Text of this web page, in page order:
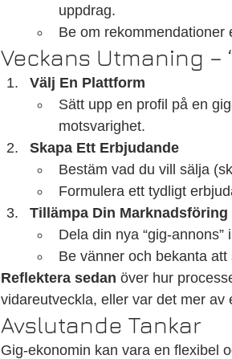
uppdrag.
Be om rekommendationer
Veckans Utmaning –
Välj En Plattform
Sätt upp en profil på en
motsvarighet.
Skapa Ett Erbjudande
Bestäm vad du vill sälja
Formulera ett tydligt
Tillämpa Din Marknadsföring
Dela din nya “gig-
Be vänner och bekanta
Reflektera sedan över hur
vidareutveckla, eller var det mer av
Avslutande Tankar
Gig-ekonomin kan vara en flexibel